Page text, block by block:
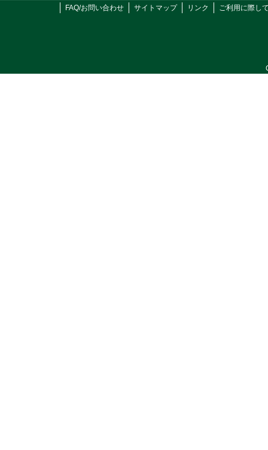
FAQ/お問い合わせ
サイトマップ リンク ご利用に際し